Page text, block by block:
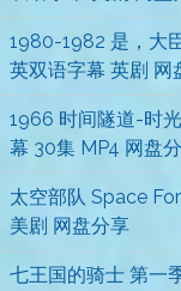
1980-1982 是，大
英双语字幕 英剧 网
1966 时间隧道-时
幕 30集 MP4 网盘
太空部队 Space
美剧 网盘分享
七王国的骑士 第一